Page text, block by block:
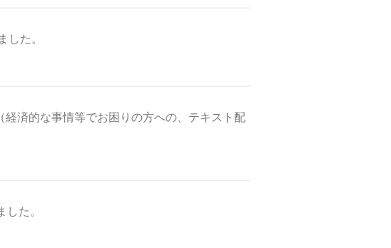
した。
済的な事情等でお困りの方への、テキスト配
た。